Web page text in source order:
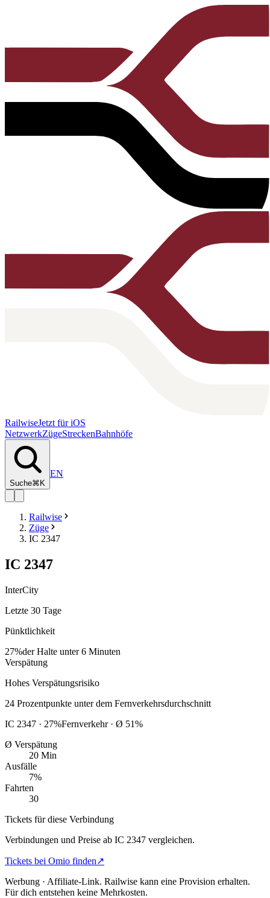
RailwiseJetzt für iOS
NetzwerkZügeStreckenBahnhöfe
Suche⌘K
EN
Railwise
Züge
IC 2347
IC 2347
InterCity
Letzte 30 Tage
Pünktlichkeit
27%der Halte unter 6 Minuten
Verspätung
Hohes Verspätungsrisiko
24 Prozentpunkte unter dem Fernverkehrsdurchschnitt
IC 2347 · 27%Fernverkehr · Ø 51%
Ø Verspätung
20 Min
Ausfälle
7%
Fahrten
30
Tickets für diese Verbindung
Verbindungen und Preise ab IC 2347 vergleichen.
Tickets bei Omio finden↗
Werbung · Affiliate-Link. Railwise kann eine Provision erhalten.
Für dich entstehen keine Mehrkosten.